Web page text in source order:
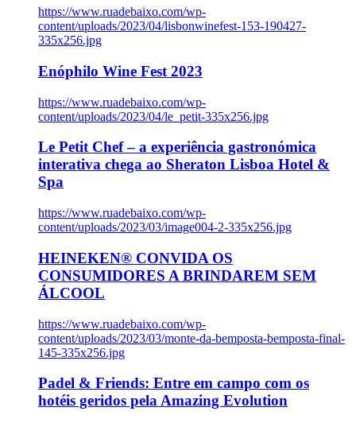
https://www.ruadebaixo.com/wp-
content/uploads/2023/04/lisbonwinefest-153-190427-
335x256.jpg
Enóphilo Wine Fest 2023
https://www.ruadebaixo.com/wp-
content/uploads/2023/04/le_petit-335x256.jpg
Le Petit Chef – a experiência gastronómica
interativa chega ao Sheraton Lisboa Hotel &
Spa
https://www.ruadebaixo.com/wp-
content/uploads/2023/03/image004-2-335x256.jpg
HEINEKEN® CONVIDA OS
CONSUMIDORES A BRINDAREM SEM
ÁLCOOL
https://www.ruadebaixo.com/wp-
content/uploads/2023/03/monte-da-bemposta-bemposta-final-
145-335x256.jpg
Padel & Friends: Entre em campo com os
hotéis geridos pela Amazing Evolution